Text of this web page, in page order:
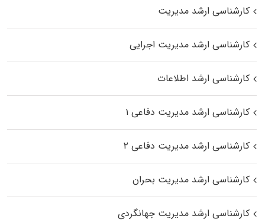
کارشناسی ارشد مدیریت
کارشناسی ارشد مدیریت اجرایی
کارشناسی ارشد اطلاعات
کارشناسی ارشد مدیریت دفاعی ۱
کارشناسی ارشد مدیریت دفاعی ۲
کارشناسی ارشد مدیریت بحران
کارشناسی ارشد مدیریت جهانگردی